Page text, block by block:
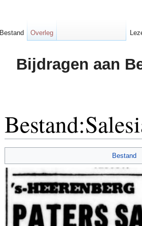
Bijdragen aan
Bestand
Bestand Overleg